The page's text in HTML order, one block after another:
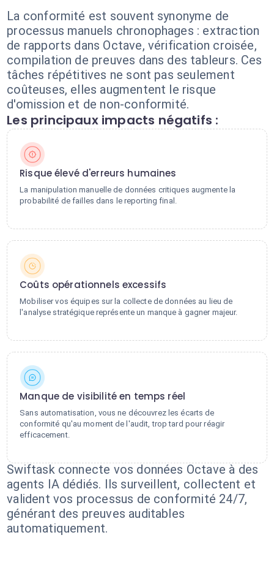
La conformité est souvent synonyme de
processus manuels chronophages : extraction
de rapports dans Octave, vérification croisée,
compilation de preuves dans des tableurs. Ces
tâches répétitives ne sont pas seulement
coûteuses, elles augmentent le risque
d'omission et de non-conformité.
Les principaux impacts négatifs :
Risque élevé d'erreurs humaines
La manipulation manuelle de données critiques augmente la
probabilité de failles dans le reporting final.
Coûts opérationnels excessifs
Mobiliser vos équipes sur la collecte de données au lieu de
l'analyse stratégique représente un manque à gagner majeur.
Manque de visibilité en temps réel
Sans automatisation, vous ne découvrez les écarts de
conformité qu'au moment de l'audit, trop tard pour réagir
efficacement.
Swiftask connecte vos données Octave à des
agents IA dédiés. Ils surveillent, collectent et
valident vos processus de conformité 24/7,
générant des preuves auditables
automatiquement.